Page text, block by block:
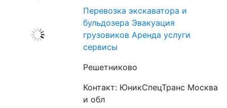
Перевозка экскаватора и
бульдозера Эвакуация
грузовиков Аренда услуги
сервисы
Решетниково
Контакт: ЮникСпецТранс Москва
и обл